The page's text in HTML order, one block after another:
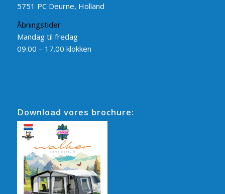
5751 PC Deurne, Holland
Åbningstider
Mandag til fredag
09.00 – 17.00 klokken
Download vores brochure: